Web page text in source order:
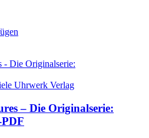
Uhrwerk Verlag
– Die Originalserie: